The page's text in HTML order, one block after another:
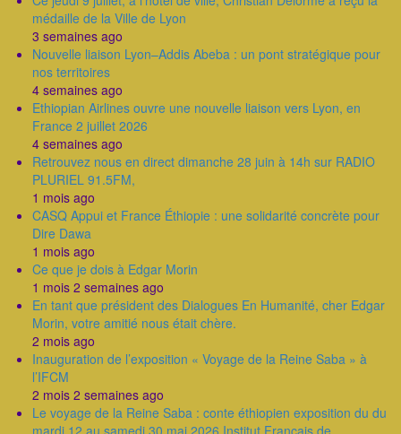
médaille de la Ville de Lyon
3 semaines ago
Nouvelle liaison Lyon–Addis Abeba : un pont stratégique pour
nos territoires
4 semaines ago
Ethiopian Airlines ouvre une nouvelle liaison vers Lyon, en
France 2 juillet 2026
4 semaines ago
Retrouvez nous en direct dimanche 28 juin à 14h sur RADIO
PLURIEL 91.5FM,
1 mois ago
CASQ Appui et France Éthiopie : une solidarité concrète pour
Dire Dawa
1 mois ago
Ce que je dois à Edgar Morin
1 mois 2 semaines ago
En tant que président des Dialogues En Humanité, cher Edgar
Morin, votre amitié nous était chère.
2 mois ago
Inauguration de l’exposition « Voyage de la Reine Saba » à
l’IFCM
2 mois 2 semaines ago
Le voyage de la Reine Saba : conte éthiopien exposition du du
mardi 12 au samedi 30 mai 2026 Institut Français de